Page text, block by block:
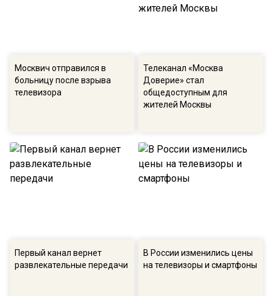
Москвич отправился в
больницу после взрыва
телевизора
Телеканал «Москва
Доверие» стал
общедоступным для
жителей Москвы
Первый канал вернет
развлекательные передачи
В России изменились цены
на телевизоры и смартфоны